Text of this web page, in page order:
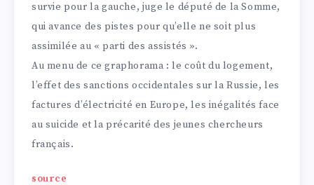
survie pour la gauche, juge le député de la Somme,
qui avance des pistes pour qu’elle ne soit plus
assimilée au « parti des assistés ».
Au menu de ce graphorama : le coût du logement,
l’effet des sanctions occidentales sur la Russie, les
factures d’électricité en Europe, les inégalités face
au suicide et la précarité des jeunes chercheurs
français.
source